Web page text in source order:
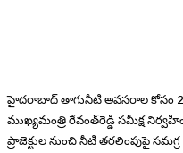
హైదరాబాద్ తాగునీటి అవసరాల కోసం
ముఖ్యమంత్రి రేవంత్‌రెడ్డి సమీక్ష
ప్రాజెక్టుల నుంచి నీటి తరలింపుపై